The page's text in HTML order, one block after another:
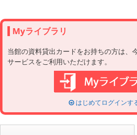
Myライブラリ
当館の資料貸出カードをお持ちの方は、
サービスをご利用いただけます。
はじめてログインす